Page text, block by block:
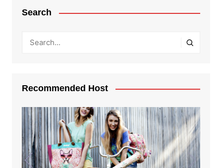
Search
Recommended Host